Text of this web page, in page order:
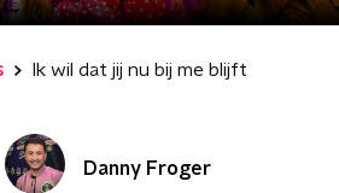
Ik wil dat jij nu bij me blijft
Danny Froger